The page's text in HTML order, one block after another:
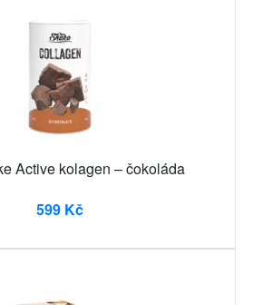
Active kolagen – čokoláda
599 Kč